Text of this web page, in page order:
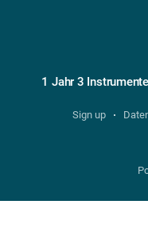
1 Jahr 3
Sign up